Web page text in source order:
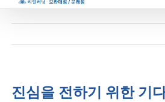
건
진심을 전하기 위한 기